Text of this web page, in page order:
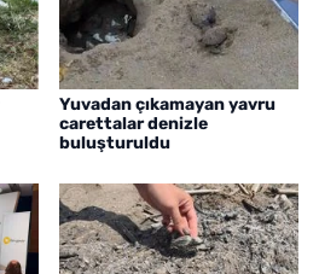
Yuvadan çıkamayan yavru
carettalar denizle
buluşturuldu